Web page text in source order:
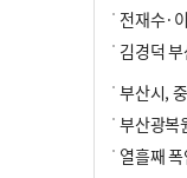
부산시,
부산광복